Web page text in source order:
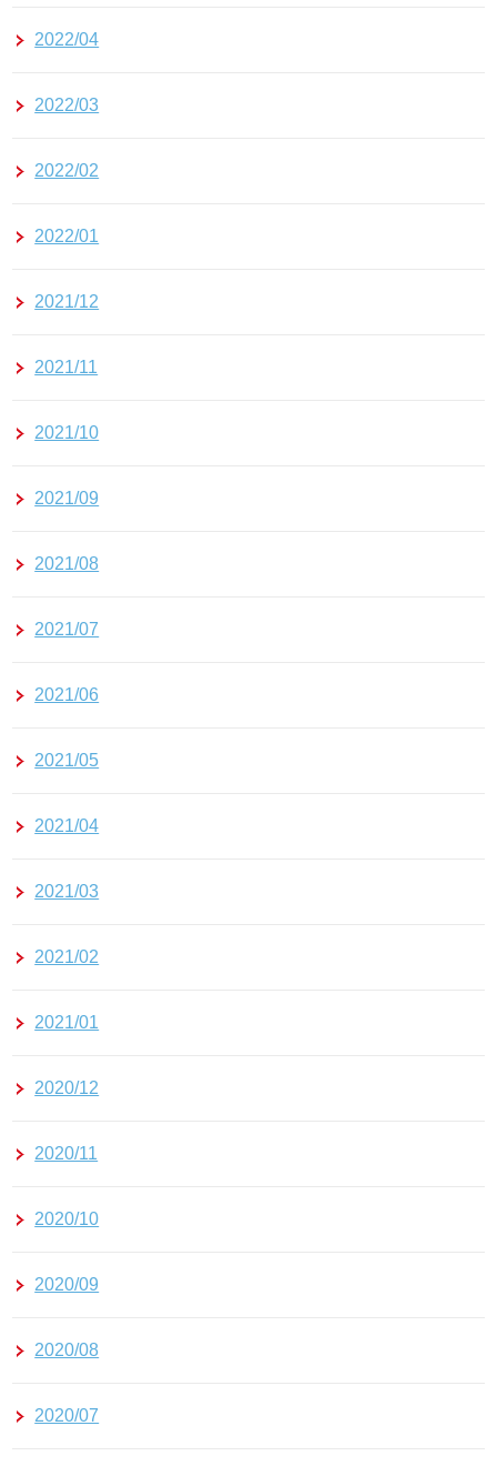
2022/04
2022/03
2022/02
2022/01
2021/12
2021/11
2021/10
2021/09
2021/08
2021/07
2021/06
2021/05
2021/04
2021/03
2021/02
2021/01
2020/12
2020/11
2020/10
2020/09
2020/08
2020/07